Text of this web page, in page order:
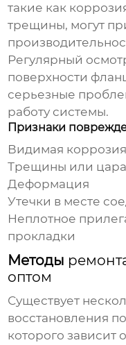
такие как
трещины, могут
Регулярный
поверхности
серьезные
работу системы.
Признаки
Видимая
Трещины или
Деформация
Утечки в месте
Неплотное
прокладки
Методы
оптом
Существует
восстановления
которого зависит